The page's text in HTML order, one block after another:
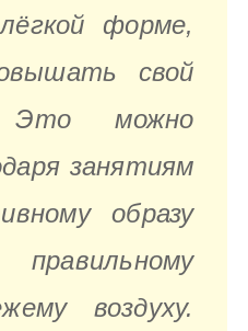
форме,
свой
Это можно
занятиям
образу
воздуху.